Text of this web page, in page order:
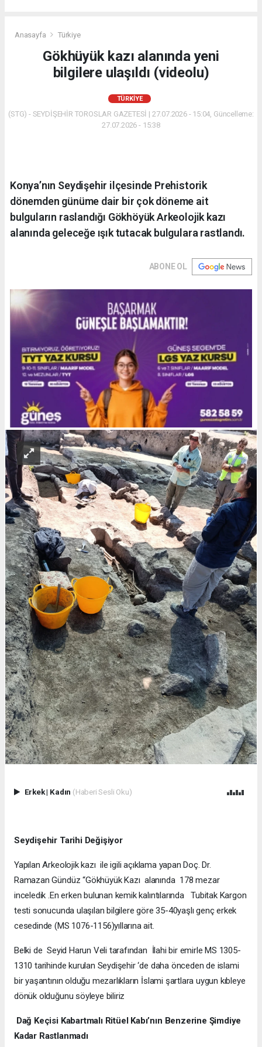
Anasayfa Türkiye
Gökhüyük kazı alanında yeni
bilgilere ulaşıldı (videolu)
TÜRKIYE
(STG) - SEYDİŞEHİR TOROSLAR GAZETESİ | 27.07.2026 - 15:04, Güncelleme:
27.07.2026 - 15:38
Konya’nın Seydişehir ilçesinde Prehistorik
dönemden günüme dair bir çok döneme ait
bulguların raslandığı Gökhöyük Arkeolojik kazı
alanında geleceğe ışık tutacak bulgulara rastlandı.
ABONE OL
Erkek| Kadın (Haberi Sesli Oku)
Seydişehir Tarihi Değişiyor
Yapılan Arkeolojik kazı ile igili açıklama yapan Doç. Dr.
Ramazan Gündüz “Gökhüyük Kazı alanında 178 mezar
inceledik .En erken bulunan kemik kalıntılarında Tubitak Kargon
testi sonucunda ulaşılan bilgilere göre 35-40yaşlı genç erkek
cesedinde (MS 1076-1156)yıllarına ait.
Belki de Seyid Harun Veli tarafından İlahi bir emirle MS 1305-
1310 tarihinde kurulan Seydişehir ‘de daha önceden de islami
bir yaşantının olduğu mezarlıkların İslami şartlara uygun kıbleye
dönük olduğunu söyleye biliriz
Dağ Keçisi Kabartmalı Ritüel Kabı’nın Benzerine Şimdiye
Kadar Rastlanmadı